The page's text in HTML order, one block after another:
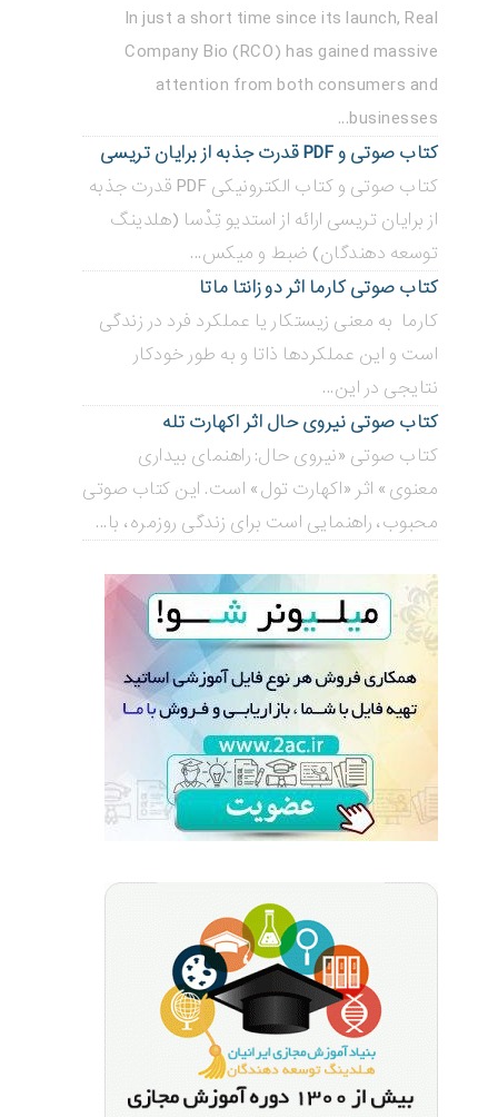
In just a short time since its launch, Real
Company Bio (RCO) has gained massive
attention from both consumers and
businesses...
کتاب صوتی و PDF قدرت جذبه از برایان تریسی
کتاب صوتی و کتاب الکترونیکی PDF قدرت جذبه
از برایان تریسی ارائه از استدیو تِدْسا (هلدینگ
توسعه دهندگان) ضبط و میکس...
کتاب صوتی کارما اثر دو زانتا ماتا
کارما به معنی زیستکار یا عملکرد فرد در زندگی
است و این عملکردها ذاتا و به طور خودکار
نتایجی در این...
کتاب صوتی نیروی حال اثر اکهارت تله
کتاب صوتی «نیروی حال: راهنمای بیداری
معنوی» اثر «اکهارت تول» است. این کتاب صوتی
محبوب، راهنمایی است برای زندگی روزمره، با...